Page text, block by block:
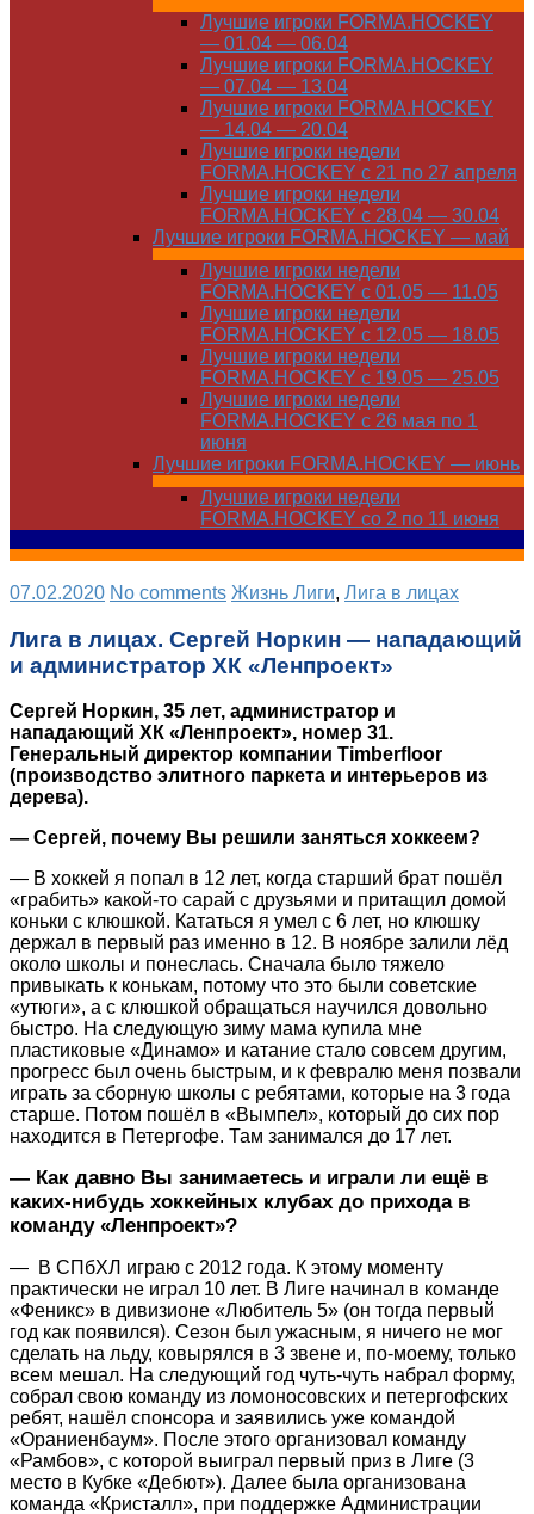
Лучшие игроки FORMA.HOCKEY
— 01.04 — 06.04
Лучшие игроки FORMA.HOCKEY
— 07.04 — 13.04
Лучшие игроки FORMA.HOCKEY
— 14.04 — 20.04
Лучшие игроки недели
FORMA.HOCKEY с 21 по 27 апреля
Лучшие игроки недели
FORMA.HOCKEY с 28.04 — 30.04
Лучшие игроки FORMA.HOCKEY — май
Лучшие игроки недели
FORMA.HOCKEY с 01.05 — 11.05
Лучшие игроки недели
FORMA.HOCKEY с 12.05 — 18.05
Лучшие игроки недели
FORMA.HOCKEY с 19.05 — 25.05
Лучшие игроки недели
FORMA.HOCKEY с 26 мая по 1
июня
Лучшие игроки FORMA.HOCKEY — июнь
Лучшие игроки недели
FORMA.HOCKEY со 2 по 11 июня
07.02.2020 No comments Жизнь Лиги, Лига в лицах
Лига в лицах. Сергей Норкин — нападающий
и администратор ХК «Ленпроект»
Сергей Норкин, 35 лет, администратор и
нападающий ХК «Ленпроект», номер 31.
Генеральный директор компании Timberfloor
(производство элитного паркета и интерьеров из
дерева).
— Сергей, почему Вы решили заняться хоккеем?
— В хоккей я попал в 12 лет, когда старший брат пошёл
«грабить» какой-то сарай с друзьями и притащил домой
коньки с клюшкой. Кататься я умел с 6 лет, но клюшку
держал в первый раз именно в 12. В ноябре залили лёд
около школы и понеслась. Сначала было тяжело
привыкать к конькам, потому что это были советские
«утюги», а с клюшкой обращаться научился довольно
быстро. На следующую зиму мама купила мне
пластиковые «Динамо» и катание стало совсем другим,
прогресс был очень быстрым, и к февралю меня позвали
играть за сборную школы с ребятами, которые на 3 года
старше. Потом пошёл в «Вымпел», который до сих пор
находится в Петергофе. Там занимался до 17 лет.
— Как давно Вы занимаетесь и играли ли ещё в
каких-нибудь хоккейных клубах до прихода в
команду «Ленпроект»?
— В СПбХЛ играю с 2012 года. К этому моменту
практически не играл 10 лет. В Лиге начинал в команде
«Феникс» в дивизионе «Любитель 5» (он тогда первый
год как появился). Сезон был ужасным, я ничего не мог
сделать на льду, ковырялся в 3 звене и, по-моему, только
всем мешал. На следующий год чуть-чуть набрал форму,
собрал свою команду из ломоносовских и петергофских
ребят, нашёл спонсора и заявились уже командой
«Ораниенбаум». После этого организовал команду
«Рамбов», с которой выиграл первый приз в Лиге (3
место в Кубке «Дебют»). Далее была организована
команда «Кристалл», при поддержке Администрации